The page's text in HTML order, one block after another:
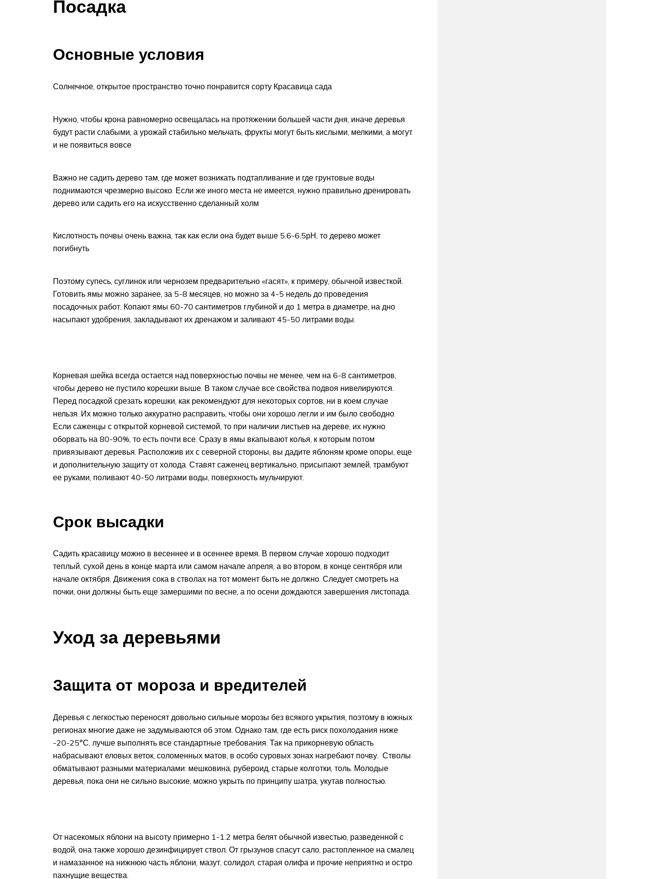
Посадка
Основные условия
Солнечное, открытое пространство точно понравится сорту Красавица сада
Нужно, чтобы крона равномерно освещалась на протяжении большей части дня, иначе деревья
будут расти слабыми, а урожай стабильно мельчать, фрукты могут быть кислыми, мелкими, а могут
и не появиться вовсе
Важно не садить дерево там, где может возникать подтапливание и где грунтовые воды
поднимаются чрезмерно высоко. Если же иного места не имеется, нужно правильно дренировать
дерево или садить его на искусственно сделанный холм
Кислотность почвы очень важна, так как если она будет выше 5.6-6.5рН, то дерево может
погибнуть
Поэтому супесь, суглинок или чернозем предварительно «гасят», к примеру, обычной известкой.
Готовить ямы можно заранее, за 5-8 месяцев, но можно за 4-5 недель до проведения
посадочных работ. Копают ямы 60-70 сантиметров глубиной и до 1 метра в диаметре, на дно
насыпают удобрения, закладывают их дренажом и заливают 45-50 литрами воды.
Корневая шейка всегда остается над поверхностью почвы не менее, чем на 6-8 сантиметров,
чтобы дерево не пустило корешки выше. В таком случае все свойства подвоя нивелируются.
Перед посадкой срезать корешки, как рекомендуют для некоторых сортов, ни в коем случае
нельзя. Их можно только аккуратно расправить, чтобы они хорошо легли и им было свободно.
Если саженцы с открытой корневой системой, то при наличии листьев на дереве, их нужно
оборвать на 80-90%, то есть почти все. Сразу в ямы вкапывают колья, к которым потом
привязывают деревья. Расположив их с северной стороны, вы дадите яблоням кроме опоры, еще
и дополнительную защиту от холода. Ставят саженец вертикально, присыпают землей, трамбуют
ее руками, поливают 40-50 литрами воды, поверхность мульчируют.
Срок высадки
Садить красавицу можно в весеннее и в осеннее время. В первом случае хорошо подходит
теплый, сухой день в конце марта или самом начале апреля, а во втором, в конце сентября или
начале октября. Движения сока в стволах на тот момент быть не должно. Следует смотреть на
почки, они должны быть еще замершими по весне, а по осени дождаются завершения листопада.
Уход за деревьями
Защита от мороза и вредителей
Деревья с легкостью переносят довольно сильные морозы без всякого укрытия, поэтому в южных
регионах многие даже не задумываются об этом. Однако там, где есть риск похолодания ниже
-20-25°С, лучше выполнять все стандартные требования. Так на прикорневую область
набрасывают еловых веток, соломенных матов, в особо суровых зонах нагребают почву. Стволы
обматывают разными материалами: мешковина, рубероид, старые колготки, толь. Молодые
деревья, пока они не сильно высокие, можно укрыть по принципу шатра, укутав полностью.
От насекомых яблони на высоту примерно 1-1.2 метра белят обычной известью, разведенной с
водой, она также хорошо дезинфицирует ствол. От грызунов спасут сало, растопленное на смалец
и намазанное на нижнюю часть яблони, мазут, солидол, старая олифа и прочие неприятно и остро
пахнущие вещества.